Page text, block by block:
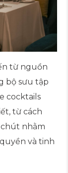
từ nguồn
bộ sưu tập
cocktails
từ cách
nhằm
và tinh